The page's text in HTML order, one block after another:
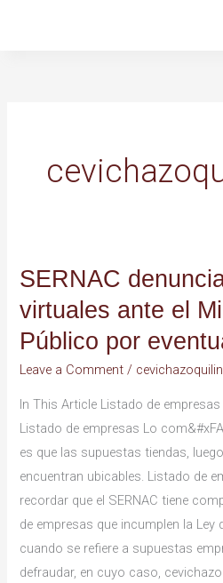
SERNAC
virtuales ante el
Público por
Leave a Comment /
In This Article Listado de
Listado de empresas Lo
es que las supuestas tiendas,
encuentran ubicables. Listado de
recordar que el SERNAC tiene
de empresas que incumplen la Ley
cuando se refiere a supuestas
defraudar, en cuyo caso,
SERNAC
denuncia
a
45
tiendas